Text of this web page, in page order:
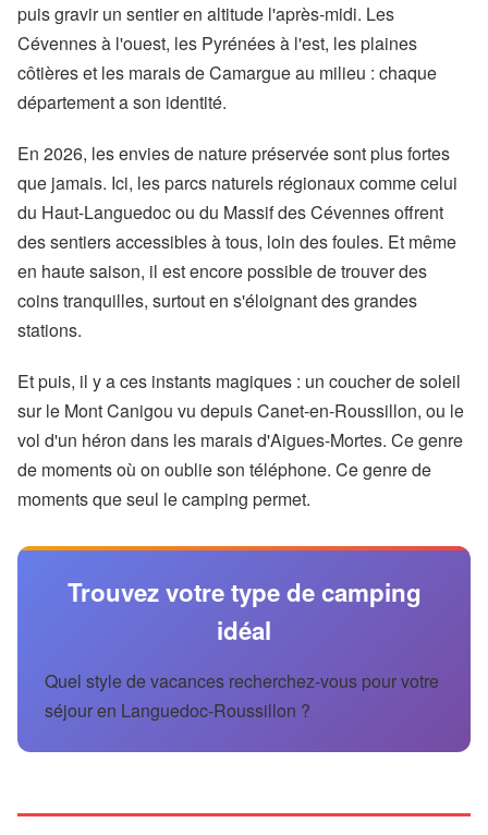
puis gravir un sentier en altitude l'après-midi. Les
Cévennes à l'ouest, les Pyrénées à l'est, les plaines
côtières et les marais de Camargue au milieu : chaque
département a son identité.
En 2026, les envies de nature préservée sont plus fortes
que jamais. Ici, les parcs naturels régionaux comme celui
du Haut-Languedoc ou du Massif des Cévennes offrent
des sentiers accessibles à tous, loin des foules. Et même
en haute saison, il est encore possible de trouver des
coins tranquilles, surtout en s'éloignant des grandes
stations.
Et puis, il y a ces instants magiques : un coucher de soleil
sur le Mont Canigou vu depuis Canet-en-Roussillon, ou le
vol d'un héron dans les marais d'Aigues-Mortes. Ce genre
de moments où on oublie son téléphone. Ce genre de
moments que seul le camping permet.
Trouvez votre type de camping
idéal
Quel style de vacances recherchez-vous pour votre
séjour en Languedoc-Roussillon ?